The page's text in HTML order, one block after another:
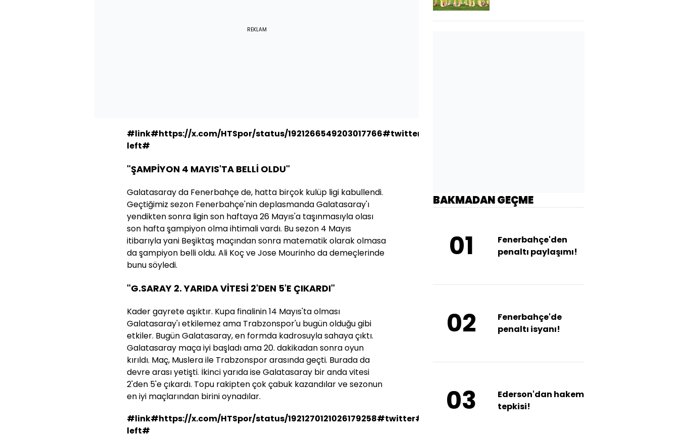
REKLAM
#link#https://x.com/HTSpor/status/1921266549203017766#twitter#pull-
left#
"ŞAMPİYON 4 MAYIS'TA BELLİ OLDU"
Galatasaray da Fenerbahçe de, hatta birçok kulüp ligi kabullendi.
Geçtiğimiz sezon Fenerbahçe'nin deplasmanda Galatasaray'ı
yendikten sonra ligin son haftaya 26 Mayıs'a taşınmasıyla olası
son hafta şampiyon olma ihtimali vardı. Bu sezon 4 Mayıs
itibarıyla yani Beşiktaş maçından sonra matematik olarak olmasa
da şampiyon belli oldu. Ali Koç ve Jose Mourinho da demeçlerinde
bunu söyledi.
"G.SARAY 2. YARIDA VİTESİ 2'DEN 5'E ÇIKARDI"
Kader gayrete aşıktır. Kupa finalinin 14 Mayıs'ta olması
Galatasaray'ı etkilemez ama Trabzonspor'u bugün olduğu gibi
etkiler. Bugün Galatasaray, en formda kadrosuyla sahaya çıktı.
Galatasaray maça iyi başladı ama 20. dakikadan sonra oyun
kırıldı. Maç, Muslera ile Trabzonspor arasında geçti. Burada da
devre arası yetişti. İkinci yarıda ise Galatasaray bir anda vitesi
2'den 5'e çıkardı. Topu rakipten çok çabuk kazandılar ve sezonun
en iyi maçlarından birini oynadılar.
#link#https://x.com/HTSpor/status/1921270121026179258#twitter#pull-
left#
BAKMADAN GEÇME
01
Fenerbahçe'den
penaltı paylaşımı!
02
Fenerbahçe'de
penaltı isyanı!
03
Ederson'dan hakem
tepkisi!